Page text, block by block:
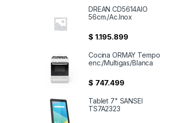
DREAN CD5614AIO
56cm./Ac.Inox
$1.195.899
Cocina ORMAY Tempo
enc./Multigas/Blanca
$747.499
Tablet 7" SANSEI
TS7A2323